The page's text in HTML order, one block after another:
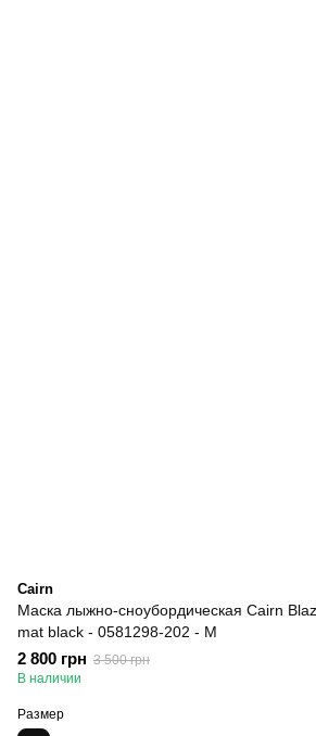
Cairn
Маска лыжно-сноубордическая Cairn
mat black - 0581298-202 - M
2 800 грн 3 500 грн
В наличии
Размер